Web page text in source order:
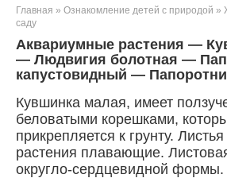
Главная » Ознакомление детей с природой »
саду
Аквариумные растения —
— Людвигия болотная —
капустовидный —
Кувшинка малая, имеет
беловатыми корешками,
прикрепляется к грунту.
растения плавающие.
округло-сердцевидной формы.